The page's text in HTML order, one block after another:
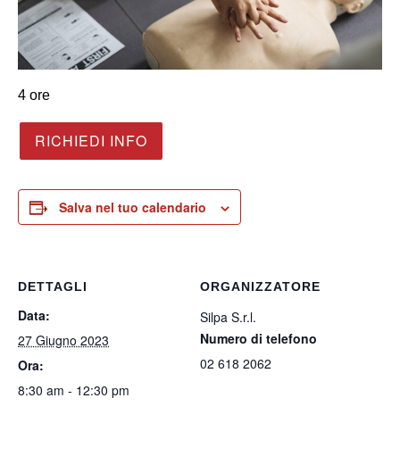
4 ore
RICHIEDI INFO
Salva nel tuo calendario
DETTAGLI
Data:
27 Giugno 2023
Ora:
8:30 am - 12:30 pm
ORGANIZZATORE
Silpa S.r.l.
Numero di telefono
02 618 2062